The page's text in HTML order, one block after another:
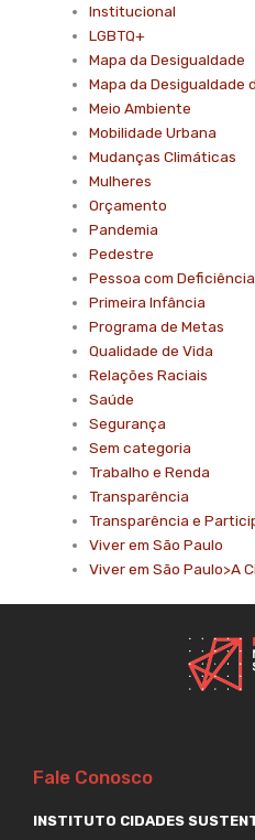
Institucional
LGBTQ+
Mapa da Desigualdade
Mapa da Desigualdade
Meio Ambiente
Mobilidade Urbana
Mudanças Climáticas
Mulheres
Orçamento
Pandemia
Pedestre
Pessoa com Deficiência
Primeira Infância
Programa de Metas
Qualidade de Vida
Relações Raciais
Saúde
Segurança
Sem categoria
Trabalho e Renda
Transparência
Transparência e
Viver em São Paulo
Viver em São Paulo>A
Fale Conosco
INSTITUTO CIDADES